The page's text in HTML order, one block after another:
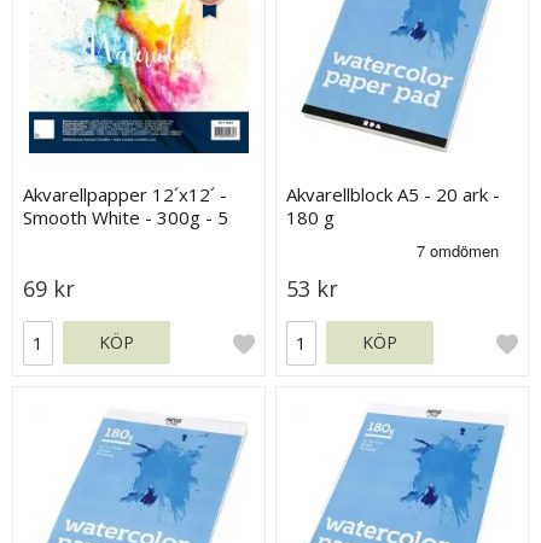
Akvarellpapper 12´x12´ -
Smooth White - 300g - 5
69 kr
KÖP
Akvarellblock A5 - 20 ark -
180 g
53 kr
KÖP